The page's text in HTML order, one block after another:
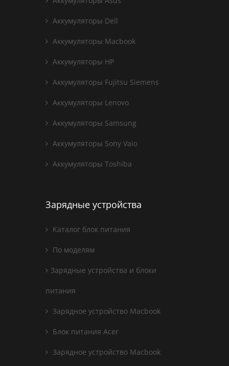
Аккумуляторы Dell
Аккумуляторы Macbook
Аккумуляторы HP
Аккумуляторы Fujitsu Siemens
Аккумуляторы Lenovo
Аккумуляторы Samsung
Аккумуляторы Sony Vaio
Аккумуляторы Toshiba
Зарядные устройства
Каталог блок питания
По моделям
Зарядные устройства и блоки
питания
Зарядное устройство Macbook
Блок питания Acer
Зарядное устройство Macbook